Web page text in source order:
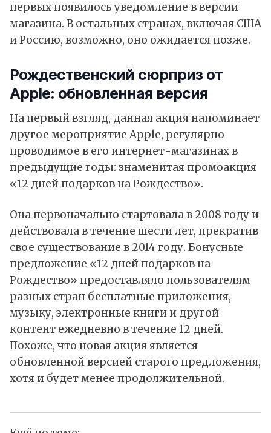
первых появилось уведомление в версии
магазина. В остальных странах, включая США
и Россию, возможно, оно ожидается позже.
Рождественский сюрприз от
Apple: обновленная версия
На первый взгляд, данная акция напоминает
другое мероприятие Apple, регулярно
проводимое в его интернет-магазинах в
предыдущие годы: знаменитая промоакция
«12 дней подарков на Рождество».
Она первоначально стартовала в 2008 году и
действовала в течение шести лет, прекратив
свое существование в 2014 году. Бонусные
предложение «12 дней подарков на
Рождество» предоставляло пользователям
разных стран бесплатные приложения,
музыку, электронные книги и другой
контент ежедневно в течение 12 дней.
Похоже, что новая акция является
обновленной версией старого предложения,
хотя и будет менее продолжительной.